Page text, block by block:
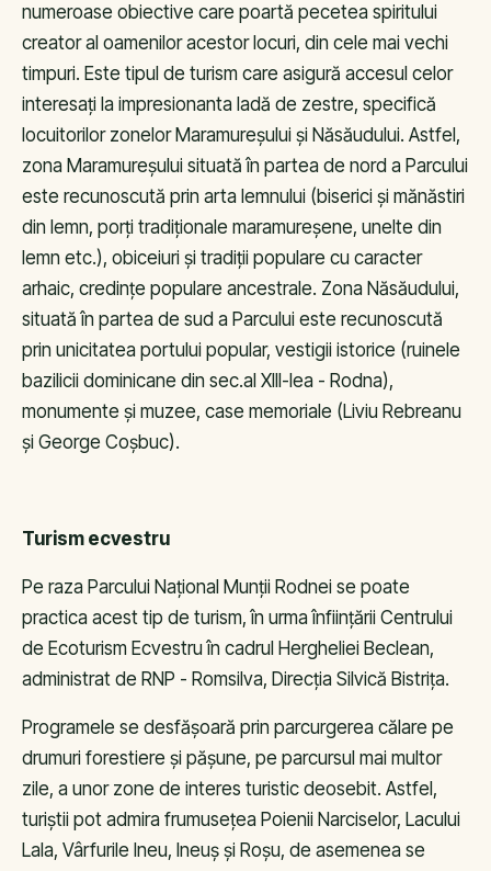
numeroase obiective care poartă pecetea spiritului
creator al oamenilor acestor locuri, din cele mai vechi
timpuri. Este tipul de turism care asigură accesul celor
interesați la impresionanta ladă de zestre, specifică
locuitorilor zonelor Maramureșului și Năsăudului. Astfel,
zona Maramureșului situată în partea de nord a Parcului
este recunoscută prin arta lemnului (biserici și mănăstiri
din lemn, porți tradiționale maramureșene, unelte din
lemn etc.), obiceiuri și tradiții populare cu caracter
arhaic, credințe populare ancestrale. Zona Năsăudului,
situată în partea de sud a Parcului este recunoscută
prin unicitatea portului popular, vestigii istorice (ruinele
bazilicii dominicane din sec.al XIII-lea - Rodna),
monumente și muzee, case memoriale (Liviu Rebreanu
și George Coșbuc).
Turism ecvestru
Pe raza Parcului Național Munții Rodnei se poate
practica acest tip de turism, în urma înființării Centrului
de Ecoturism Ecvestru în cadrul Hergheliei Beclean,
administrat de RNP - Romsilva, Direcția Silvică Bistrița.
Programele se desfășoară prin parcurgerea călare pe
drumuri forestiere și pășune, pe parcursul mai multor
zile, a unor zone de interes turistic deosebit. Astfel,
turiștii pot admira frumusețea Poienii Narciselor, Lacului
Lala, Vârfurile Ineu, Ineuș și Roșu, de asemenea se